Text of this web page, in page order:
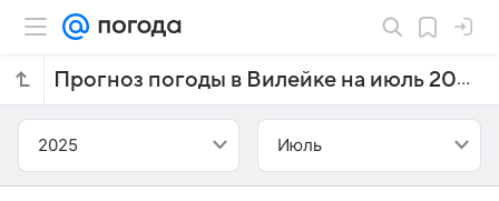
Прогноз погоды в Вилейке на июль 2025 года
2025 Июль